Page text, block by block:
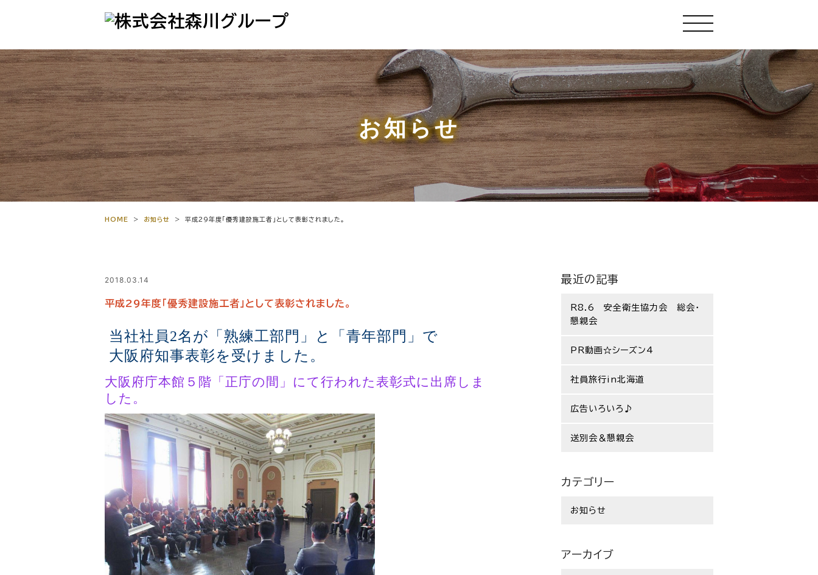
お知らせ
HOME > お知らせ > 平成29年度「優秀建設施工者」として表彰されました。
2018.03.14
平成29年度「優秀建設施工者」として表彰されました。
当社社員2名が「熟練工部門」と「青年部門」で
大阪府知事表彰を受けました。
大阪府庁本館５階「正庁の間」にて行われた表彰式に出席しま
した。
最近の記事
R8.6 安全衛生協力会 総会・
懇親会
PR動画☆シーズン4
社員旅行in北海道
広告いろいろ♪
送別会＆懇親会
カテゴリー
お知らせ
アーカイブ